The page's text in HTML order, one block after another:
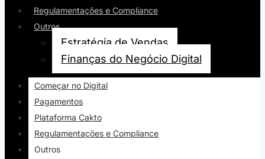
Regulamentações e Compliance
Outros
Estratégia de Vendas
Finanças do Negócio Digital
Começar no Digital
Pagamentos
Plataforma Cakto
Regulamentações e Compliance
Outros